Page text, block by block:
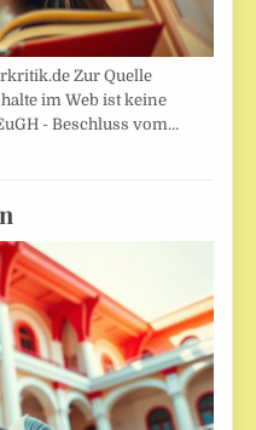
Zur Quelle
im Web ist keine
- Beschluss vom…